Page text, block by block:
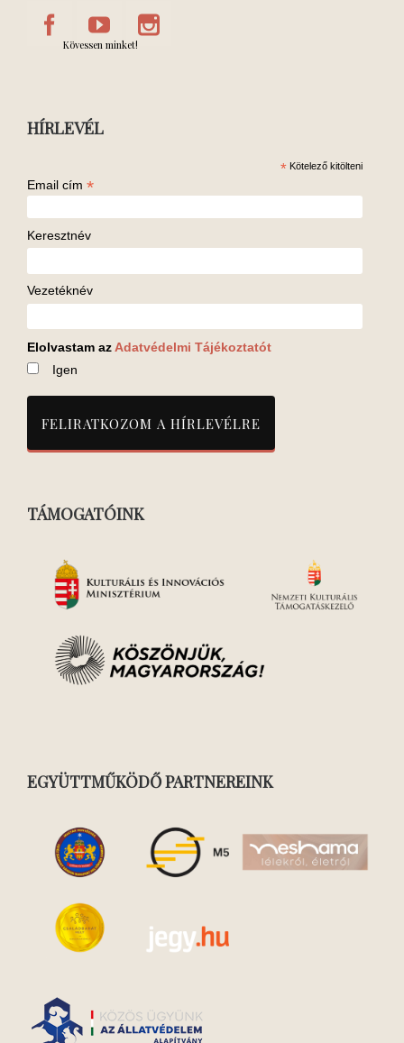
Kövessen minket!
HÍRLEVÉL
* Kötelező kitölteni
Email cím *
Keresztnév
Vezetéknév
Elolvastam az Adatvédelmi Tájékoztatót
Igen
TÁMOGATÓINK
EGYÜTTMŰKÖDŐ PARTNEREINK